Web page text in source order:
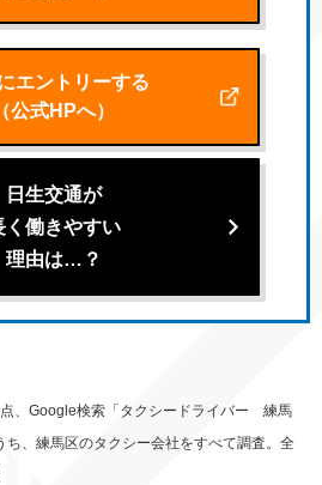
エントリーする
（公式HPへ）
日生交通が
く働きやすい
理由は…？
点、Google検索「タクシードライバー 練馬
、練馬区のタクシー会社をすべて調査。全